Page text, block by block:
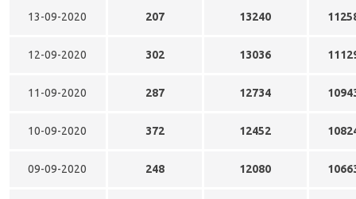
13-09-2020 207 13240
12-09-2020 302 13036
11-09-2020 287 12734
10-09-2020 372 12452
09-09-2020 248 12080